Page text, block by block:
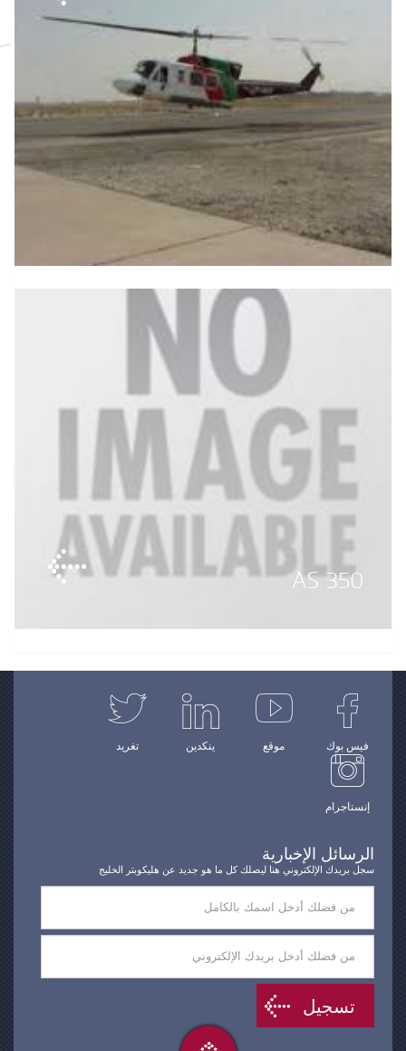
AS 350
فيس بوك موقع ينكدين تغريد
إنستاجرام
الرسائل الإخبارية
سجل بريدك الإلكتروني هنا ليصلك كل ما هو جديد عن هليكوبتر الخليج
تسجيل